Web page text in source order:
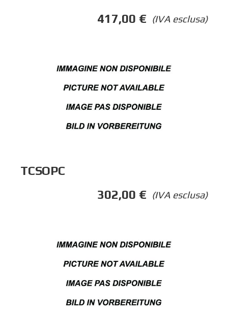
(IVA esclusa)
417,00 €
TCSOPC
(IVA esclusa)
302,00 €